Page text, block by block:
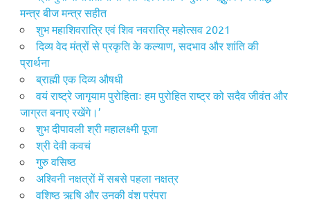
मन्त्र बीज मन्त्र सहीत
शुभ महाशिवरात्रि एवं शिव नवरात्रि महोत्सव 2021
दिव्य वेद मंत्रों से प्रकृति के कल्याण, सदभाव और शांति की
प्रार्थना
ब्राह्मी एक दिव्य औषधी
वयं राष्ट्रे जागृयाम पुरोहिताः हम पुरोहित राष्ट्र को सदैव जीवंत और
जाग्रत बनाए रखेंगे।’
शुभ दीपावली श्री महालक्ष्मी पूजा
श्री देवी कवचं
गुरु वसिष्ठ
अश्विनी नक्षत्रों में सबसे पहला नक्षत्र
वशिष्ठ ऋषि और उनकी वंश परंपरा